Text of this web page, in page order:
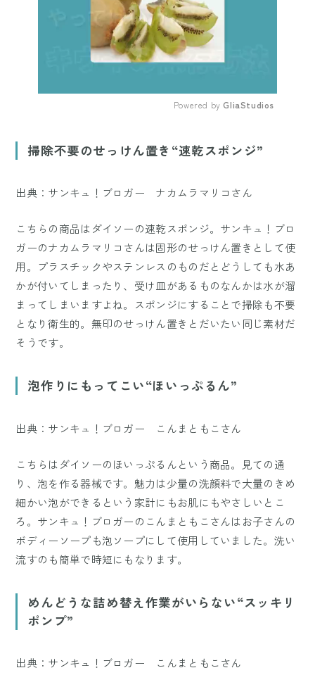
Powered by GliaStudios
掃除不要のせっけん置き“速乾スポンジ”
出典：サンキュ！ブロガー ナカムラマリコさん
こちらの商品はダイソーの速乾スポンジ。サンキュ！ブロ
ガーのナカムラマリコさんは固形のせっけん置きとして使
用。プラスチックやステンレスのものだとどうしても水あ
かが付いてしまったり、受け皿があるものなんかは水が溜
まってしまいますよね。スポンジにすることで掃除も不要
となり衛生的。無印のせっけん置きとだいたい同じ素材だ
そうです。
泡作りにもってこい“ほいっぷるん”
出典：サンキュ！ブロガー こんまともこさん
こちらはダイソーのほいっぷるんという商品。見ての通
り、泡を作る器械です。魅力は少量の洗顔料で大量のきめ
細かい泡ができるという家計にもお肌にもやさしいとこ
ろ。サンキュ！ブロガーのこんまともこさんはお子さんの
ボディーソープも泡ソープにして使用していました。洗い
流すのも簡単で時短にもなります。
めんどうな詰め替え作業がいらない“スッキリ
ポンプ”
出典：サンキュ！ブロガー こんまともこさん